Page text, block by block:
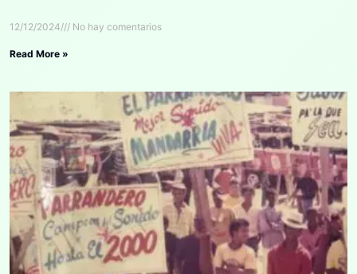
12/12/2024 No hay comentarios
Read More »